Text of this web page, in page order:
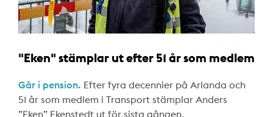
"Eken" stämplar ut efter 51 år som medlem
Går i pension. Efter fyra decennier på Arlanda och
51 år som medlem i Transport stämplar Anders
”Eken” Ekenstedt ut för sista gången.